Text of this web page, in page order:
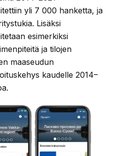
yli 7 000 hanketta, ja
Lisäksi
esimerkiksi
ja tilojen
maaseudun
kaudelle 2014–